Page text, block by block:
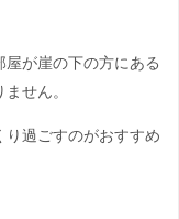
が崖の下の方にある
せん。
り過ごすのがおすすめ